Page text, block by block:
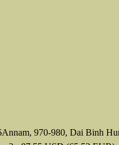
Annam, 970-980, Dai Binh